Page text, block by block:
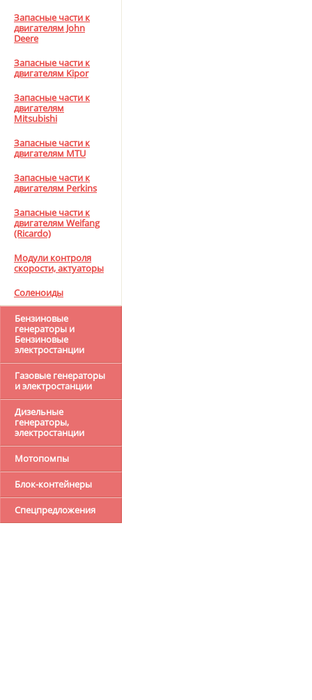
Запасные части к
двигателям John
Deere
Запасные части к
двигателям Kipor
Запасные части к
двигателям
Mitsubishi
Запасные части к
двигателям MTU
Запасные части к
двигателям Perkins
Запасные части к
двигателям Weifang
(Ricardo)
Модули контроля
скорости, актуаторы
Соленоиды
Бензиновые
генераторы и
Бензиновые
электростанции
Газовые генераторы
и электростанции
Дизельные
генераторы,
электростанции
Мотопомпы
Блок-контейнеры
Спецпредложения